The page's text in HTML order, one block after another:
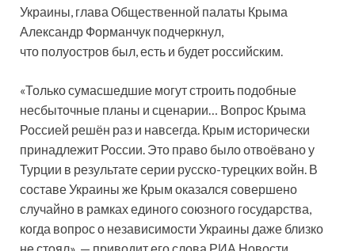
Украины, глава Общественной палаты Крыма
Александр Форманчук подчеркнул,
что полуостров был, есть и будет российским.
«Только сумасшедшие могут строить подобные
несбыточные планы и сценарии… Вопрос Крыма
Россией решён раз и навсегда. Крым исторически
принадлежит России. Это право было отвоёвано у
Турции в результате серии русско-турецких войн. В
составе Украины же Крым оказался совершено
случайно в рамках единого союзного государства,
когда вопрос о независимости Украины даже близко
не стоял», — приводит его слова РИА Новости.